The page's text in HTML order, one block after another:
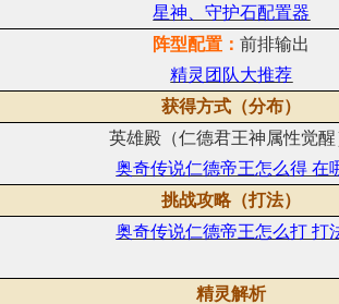
星神、守护石配置器
阵型配置：前排输出
精灵团队大推荐
获得方式（分布）
英雄殿（仁德君王神属性觉
奥奇传说仁德帝王怎么得 在
挑战攻略（打法）
奥奇传说仁德帝王怎么打 打
精灵解析